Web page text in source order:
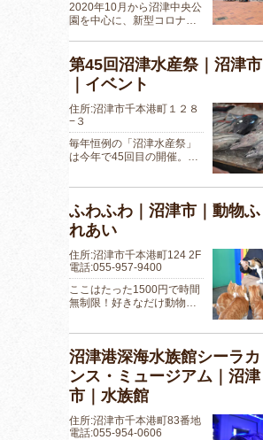
2020年10月から沼津中央公
園を中心に、新型コロナ…
第45回沼津水産祭｜沼津市
｜イベント
住所:沼津市千本港町１２８
−３
毎年恒例の「沼津水産祭」
は今年で45回目の開催。…
ふわふわ｜沼津市｜動物ふ
れあい
住所:沼津市千本港町124 2F
電話:055-957-9400
ここはたった1500円で時間
無制限！好きなだけ動物…
沼津港深海水族館シーラカ
ンス・ミュージアム｜沼津
市｜水族館
住所:沼津市千本港町83番地
電話:055-954-0606